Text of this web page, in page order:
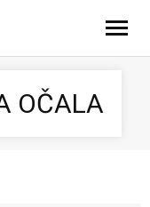
OČALA